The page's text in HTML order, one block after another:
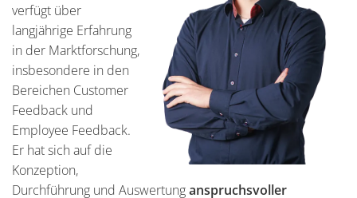
verfügt über
langjährige Erfahrung
in der Marktforschung,
insbesondere in den
Bereichen Customer
Feedback und
Employee Feedback.
Er hat sich auf die
Konzeption,
Durchführung und Auswertunganspruchsvoller